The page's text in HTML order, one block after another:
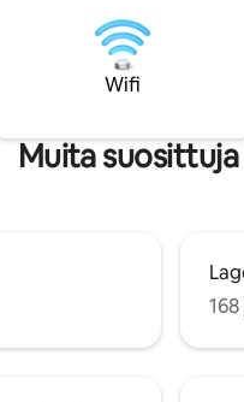
kylpyhuone, jossa on
pesuallas, suihku ja
miten tänne pääsee,
varauksen jälkeen.
Wifi
Muita